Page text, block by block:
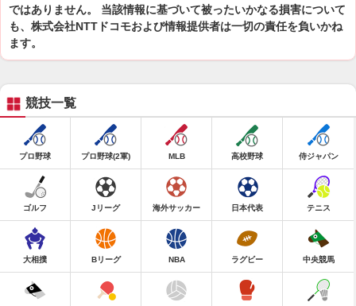
ではありません。 当該情報に基づいて被ったいかなる損害について
も、株式会社NTTドコモおよび情報提供者は一切の責任を負いかね
ます。
競技一覧
プロ野球 プロ野球(2軍) MLB 高校野球 侍ジャパン
ゴルフ Jリーグ 海外サッカー 日本代表 テニス
大相撲 Bリーグ NBA ラグビー 中央競馬